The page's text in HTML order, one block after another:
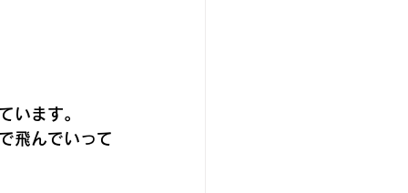
います。
飛んでいって